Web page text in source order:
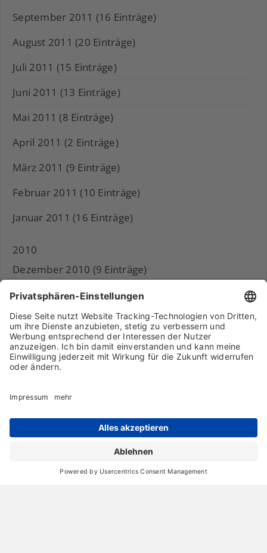
September 2011 (16 Einträge)
August 2011 (20 Einträge)
Juli 2011 (15 Einträge)
Juni 2011 (13 Einträge)
Mai 2011 (8 Einträge)
April 2011 (2 Einträge)
März 2011 (9 Einträge)
Februar 2011 (10 Einträge)
Januar 2011 (16 Einträge)
2010
Dezember 2010 (9 Einträge)
November 2010 (11 Einträge)
Markenpartner